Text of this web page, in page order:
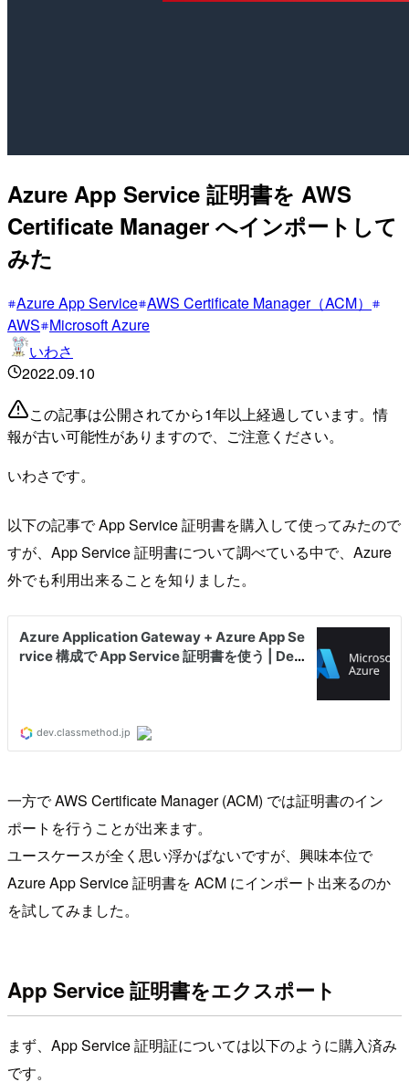
Azure App Service 証明書を AWS
Certificate Manager へインポートして
みた
Azure App Service AWS Certificate Manager（ACM）
AWS Microsoft Azure
いわさ
2022.09.10
この記事は公開されてから1年以上経過しています。情
報が古い可能性がありますので、ご注意ください。
いわさです。
以下の記事で App Service 証明書を購入して使ってみたので
すが、App Service 証明書について調べている中で、Azure
外でも利用出来ることを知りました。
一方で AWS Certificate Manager (ACM) では証明書のイン
ポートを行うことが出来ます。
ユースケースが全く思い浮かばないですが、興味本位で
Azure App Service 証明書を ACM にインポート出来るのか
を試してみました。
App Service 証明書をエクスポート
まず、App Service 証明証については以下のように購入済み
です。